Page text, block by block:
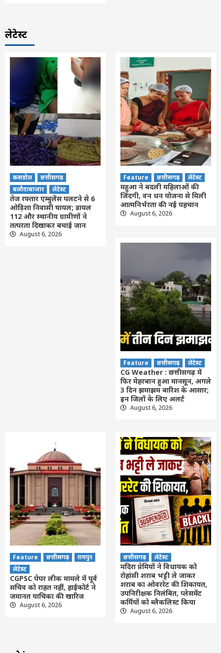
लेटेस्ट
कसडोल
छत्तीसगढ़
बलौदाबाजार
लेटेस्ट
तेज रफ्तार एम्बुलेंस पलटने से 6
ओड़िशा निवासी घायल; डायल
112 और स्थानीय ग्रामीणों ने
तत्परता दिखाकर बचाई जान
August 6, 2026
Feature छत्तीसगढ़ लेटेस्ट
महुआ ने बदली महिलाओं की
जिंदगी, वन धन योजना से मिली
आत्मनिर्भरता की नई पहचान
August 6, 2026
Feature छत्तीसगढ़ लेटेस्ट
CG Weather : छत्तीसगढ़ में
फिर मेहरबान हुआ मानसून, अगले
3 दिन झमाझम बारिश के आसार;
इन जिलों के लिए अलर्ट
August 6, 2026
Feature छत्तीसगढ़
रायपुर
लेटेस्ट
CGPSC पेपर लीक मामले में पूर्व
सचिव को राहत नहीं, हाईकोर्ट ने
जमानत याचिका की खारिज
August 6, 2026
छत्तीसगढ़ लेटेस्ट
मदिरा प्रेमियों ने विधायक को
रोहांसी शराब भट्टी ले जाकर
शराब का ओवररेट की शिकायत,
उपनिरीक्षक निलंबित, प्लेसमेंट
कर्मियों को ब्लैकलिस्ट किया
August 6, 2026